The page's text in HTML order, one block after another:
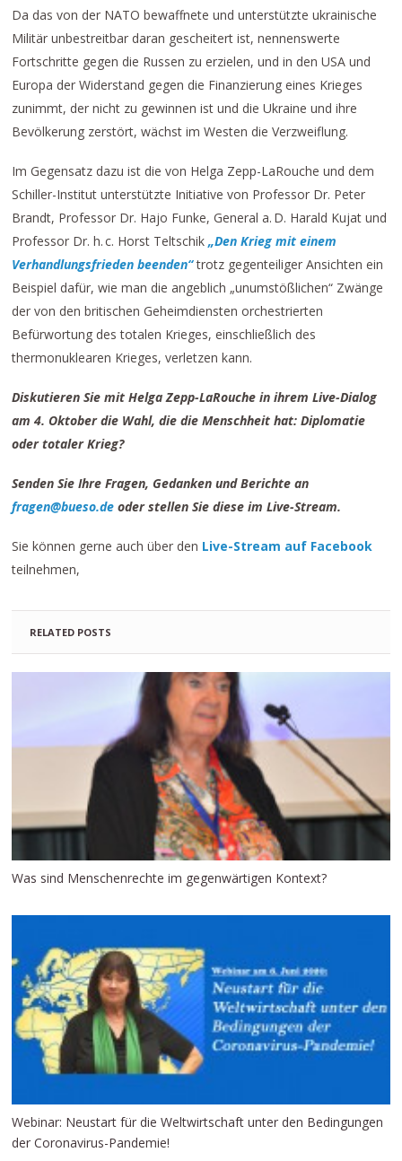
Da das von der NATO bewaffnete und unterstützte ukrainische
Militär unbestreitbar daran gescheitert ist, nennenswerte
Fortschritte gegen die Russen zu erzielen, und in den USA und
Europa der Widerstand gegen die Finanzierung eines Krieges
zunimmt, der nicht zu gewinnen ist und die Ukraine und ihre
Bevölkerung zerstört, wächst im Westen die Verzweiflung.
Im Gegensatz dazu ist die von Helga Zepp-LaRouche und dem
Schiller-Institut unterstützte Initiative von Professor Dr. Peter
Brandt, Professor Dr. Hajo Funke, General a. D. Harald Kujat und
Professor Dr. h. c. Horst Teltschik„Den Krieg mit einem
Verhandlungsfrieden beenden“trotz gegenteiliger Ansichten ein
Beispiel dafür, wie man die angeblich „unumstößlichen“ Zwänge
der von den britischen Geheimdiensten orchestrierten
Befürwortung des totalen Krieges, einschließlich des
thermonuklearen Krieges, verletzen kann.
Diskutieren Sie mit Helga Zepp-LaRouche in ihrem Live-Dialog
am 4. Oktober die Wahl, die die Menschheit hat: Diplomatie
oder totaler Krieg?
Senden Sie Ihre Fragen, Gedanken und Berichte an
fragen@bueso.de oder stellen Sie diese im Live-Stream.
Sie können gerne auch über den Live-Stream auf Facebook
teilnehmen,
RELATED POSTS
Was sind Menschenrechte im gegenwärtigen Kontext?
Webinar: Neustart für die Weltwirtschaft unter den Bedingungen
der Coronavirus-Pandemie!